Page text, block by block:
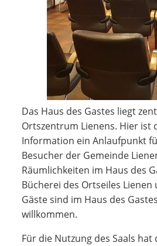
Das Haus des Gastes liegt
Ortszentrum Lienens. Hier ist
Information ein Anlaufpunkt
Besucher der Gemeinde
Räumlichkeiten im Haus des
Bücherei des Ortseiles
Gäste sind im Haus des
willkommen.
Für die Nutzung des Saals hat